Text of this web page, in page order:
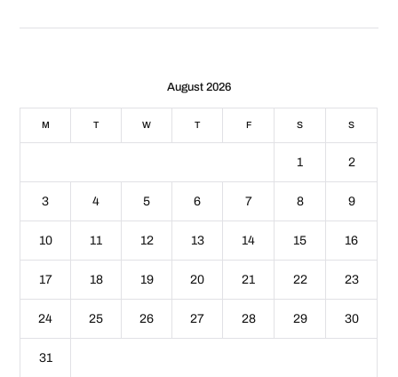
August 2026
M T W T F S S
1 2
3 4 5 6 7 8 9
10 11 12 13 14 15 16
17 18 19 20 21 22 23
24 25 26 27 28 29 30
31